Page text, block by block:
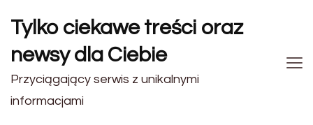
Tylko ciekawe treści oraz
newsy dla Ciebie
Przyciągający serwis z unikalnymi
informacjami